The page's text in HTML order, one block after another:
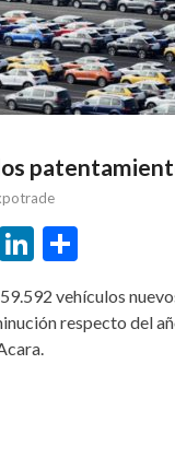
WhatsApp
LinkedIn
vehículos
respecto del